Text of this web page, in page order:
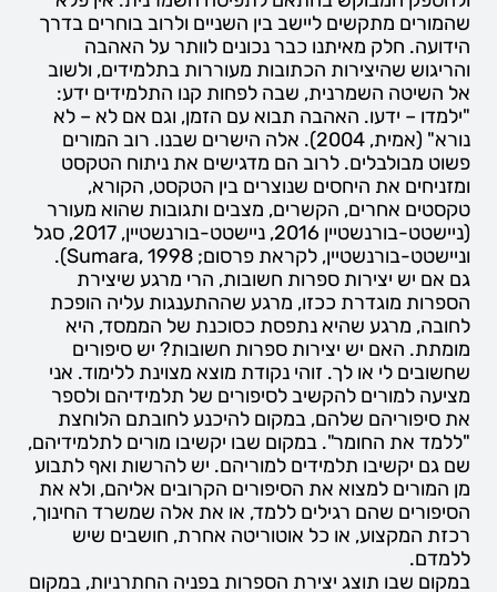
שהמורים מתקשים ליישב בין השניים ולרוב בוחרים בדרך
הידועה. חלק מאיתנו כבר נכונים לוותר על האהבה
והריגוש שהיצירות הכתובות מעוררות בתלמידים, ולשוב
אל השיטה השמרנית, שבה לפחות קנו התלמידים ידע:
"ילמדו – ידעו. האהבה תבוא עם הזמן, וגם אם לא – לא
נורא" (אמית, 2004). אלה הישרים שבנו. רוב המורים
פשוט מבולבלים. לרוב הם מדגישים את ניתוח הטקסט
ומזניחים את היחסים שנוצרים בין הטקסט, הקורא,
טקסטים אחרים, הקשרים, מצבים ותגובות שהוא מעורר
(ניישטט-בורנשטיין 2016, ניישטט-בורנשטיין, 2017, סגל
וניישטט-בורנשטיין, לקראת פרסום; Sumara, 1998).
גם אם יש יצירות ספרות חשובות, הרי מרגע שיצירת
הספרות מוגדרת ככזו, מרגע שההתענגות עליה הופכת
לחובה, מרגע שהיא נתפסת כסוכנת של הממסד, היא
מומתת. האם יש יצירות ספרות חשובות? יש סיפורים
שחשובים לי או לך. זוהי נקודת מוצא מצוינת ללימוד. אני
מציעה למורים להקשיב לסיפורים של תלמידיהם ולספר
את סיפוריהם שלהם, במקום להיכנע לחובתם הלוחצת
"ללמד את החומר". במקום שבו יקשיבו מורים לתלמידיהם,
שם גם יקשיבו תלמידים למוריהם. יש להרשות ואף לתבוע
מן המורים למצוא את הסיפורים הקרובים אליהם, ולא את
הסיפורים שהם רגילים ללמד, או את אלה שמשרד החינוך,
רכזת המקצוע, או כל אוטוריטה אחרת, חושבים שיש
ללמדם.
במקום שבו תוצג יצירת הספרות בפניה החתרניות, במקום